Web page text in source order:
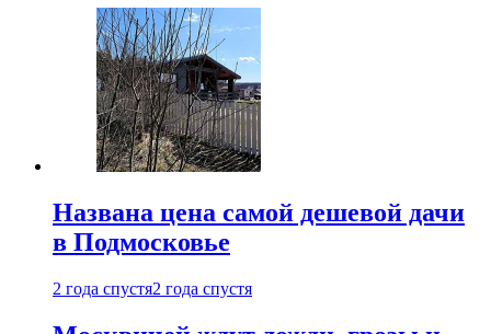
Названа цена самой дешевой дачи
в Подмосковье
2 года спустя2 года спустя